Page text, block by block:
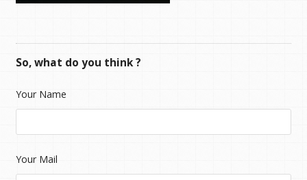
So, what do you think ?
Your Name
Your Mail